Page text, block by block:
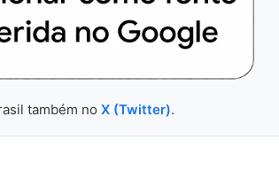
também no X (Twitter).